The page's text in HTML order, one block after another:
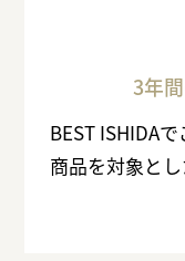
3年
BEST ISHIDA
商品を対象とし